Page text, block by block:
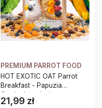
PREMIUM PARROT FOOD
HOT EXOTIC OAT Parrot
Breakfast - Papuzia
Owsianka - danie
śniadaniowe, lub obiadowe
Cena
21,99 zł